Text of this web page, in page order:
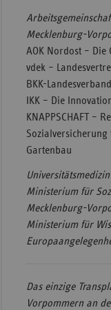
Mecklenburg-
AOK Nordost – Die
vdek –
BKK-
IKK – Die
KNAPPSCHAFT –
Gartenbau
Ministerium für
Mecklenburg-
Ministerium für
Das einzige
Vorpommern an